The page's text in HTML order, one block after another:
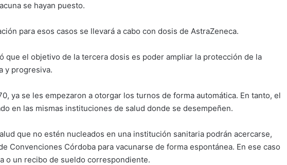
se hayan puesto.
para esos casos se llevará a cabo con dosis de AstraZeneca.
que el objetivo de la tercera dosis es poder ampliar la protección de la
y progresiva.
ya se les empezaron a otorgar los turnos de forma automática. En tanto, el
en las mismas instituciones de salud donde se desempeñen.
que no estén nucleados en una institución sanitaria podrán acercarse,
Convenciones Córdoba para vacunarse de forma espontánea. En ese caso
o un recibo de sueldo correspondiente.